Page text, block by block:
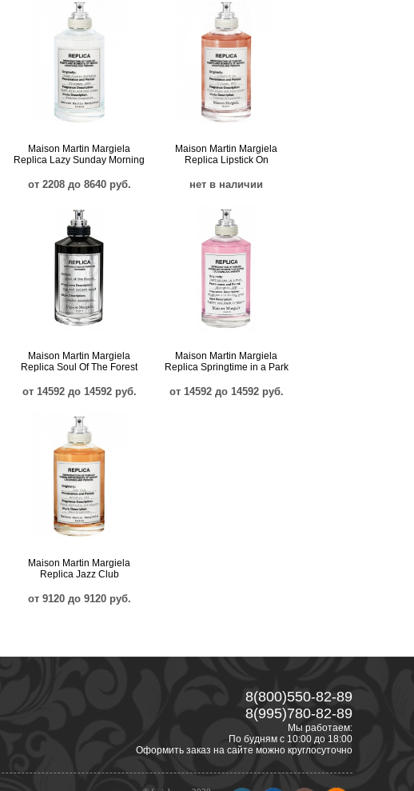
Maison Martin Margiela
Replica Lazy Sunday Morning
от 2208 до 8640 руб.
Maison Martin Margiela
Replica Lipstick On
нет в наличии
Maison Martin Margiela
Replica Soul Of The Forest
от 14592 до 14592 руб.
Maison Martin Margiela
Replica Springtime in a Park
от 14592 до 14592 руб.
Maison Martin Margiela
Replica Jazz Club
от 9120 до 9120 руб.
8(800)550-82-89
8(995)780-82-89
Мы работаем:
По будням с 10:00 до 18:00
Оформить заказ на сайте можно круглосуточно